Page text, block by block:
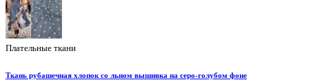
Плательные ткани
Ткань рубашечная хлопок со льном вышивка на серо-голубом фоне